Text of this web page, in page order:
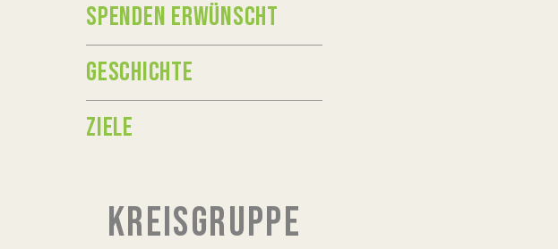
SPENDEN ERWÜNSCHT
GESCHICHTE
ZIELE
KREISGRUPPE